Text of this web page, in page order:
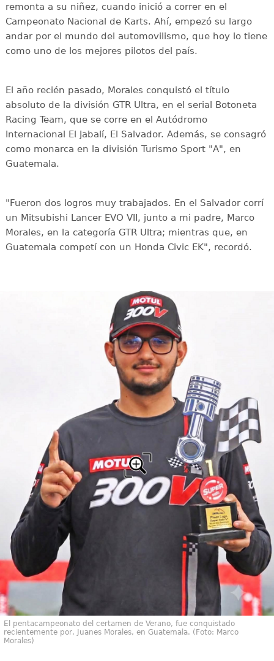
remonta a su niñez, cuando inició a correr en el
Campeonato Nacional de Karts. Ahí, empezó su largo
andar por el mundo del automovilismo, que hoy lo tiene
como uno de los mejores pilotos del país.
El año recién pasado, Morales conquistó el título
absoluto de la división GTR Ultra, en el serial Botoneta
Racing Team, que se corre en el Autódromo
Internacional El Jabalí, El Salvador. Además, se consagró
como monarca en la división Turismo Sport "A", en
Guatemala.
"Fueron dos logros muy trabajados. En el Salvador corrí
un Mitsubishi Lancer EVO VII, junto a mi padre, Marco
Morales, en la categoría GTR Ultra; mientras que, en
Guatemala competí con un Honda Civic EK", recordó.
El pentacampeonato del certamen de Verano, fue conquistado
recientemente por, Juanes Morales, en Guatemala. (Foto: Marco
Morales)